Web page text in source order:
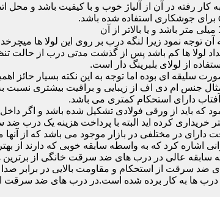
رفته در آن از آلیاژ خوب و با کیفیت باشد و
توجه نمود زیرا لنگه درب بر روی این لولا ها میچرخد
لولا ها کم باشد پس از گذشت مدتی درب از حالت
ای بوده اما توجه به این نکته بسیار حائز
جنس ام دی اف از زیبایی و براقیت بیشتری
دارای استحکام کمتری می باشد.
که باید از ورقی فولادی تشکیل شده باشد و اگر
خریداری کرده اید البته با پرداخت هزینه یک درب
در مختلفی در بازار موجود می باشد که از
ایرانی اشاره کرد که به واسطه سابقه خوبی که دارند
عالی در درب های ضد سرقت خانگی از برترین
ضد سرقت از استحکام و مقاومت بالایی در برابر
درب ها به کار برده شده است.در درب های ضد سرقت